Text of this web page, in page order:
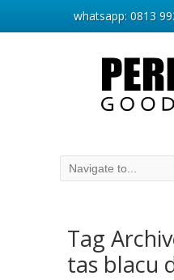
Tag
tas blacu
whatsapp: 0813